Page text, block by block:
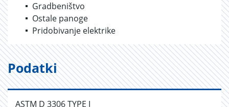
Gradbeništvo
Ostale panoge
Pridobivanje elektrike
Podatki
ASTM D 3306 TYPE I